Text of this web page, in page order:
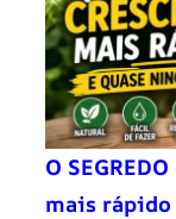
O
mais rápido